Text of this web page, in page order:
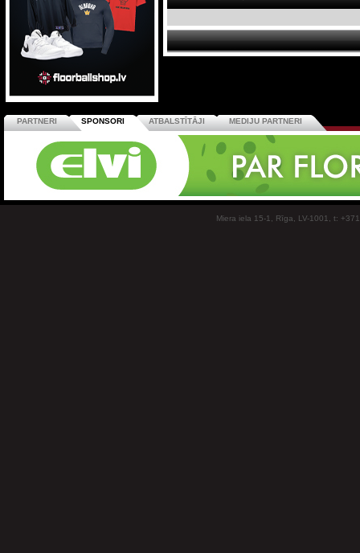
PARTNERI SPONSORI ATBALSTĪTĀJI MEDIJU PARTNERI
Miera iela 15-1, Rīga, LV-1001, t: